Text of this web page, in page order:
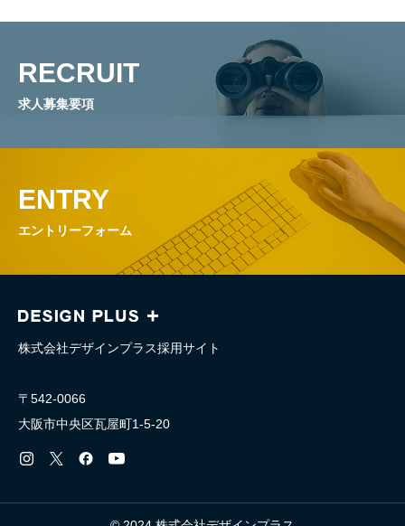
RECRUIT
求人募集要項
ENTRY
エントリーフォーム
株式会社デザインプラス採用サイト
〒542-0066
大阪市中央区瓦屋町1-5-20